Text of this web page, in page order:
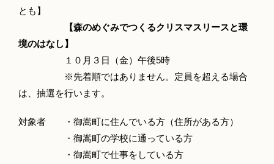
とも】
【森のめぐみでつくるクリスマスリースと環
境のはなし】
１０月３日（金）午後5時
※先着順ではありません。定員を超える場合
は、抽選を行います。
対象者 ・御嵩町に住んでいる方（住所がある方）
・御嵩町の学校に通っている方
・御嵩町で仕事をしている方